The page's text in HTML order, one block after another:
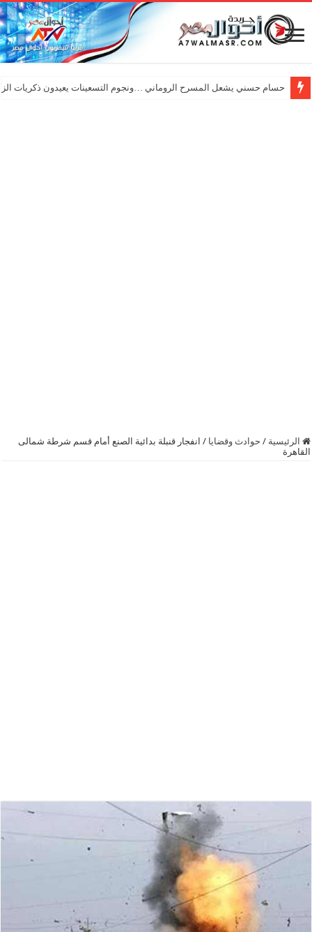
حسام حسني يشعل المسرح الروماني …ونجوم التسعينات يعيدون ذكريات
الرئيسية / حوادث وقضايا / انفجار قنبلة بدائية الصنع أمام قسم شرطة شمالى
القاهرة